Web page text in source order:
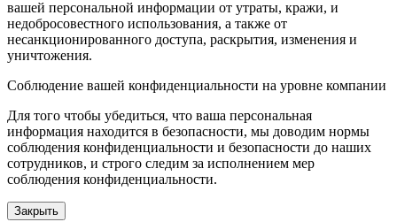
вашей персональной информации от утраты, кражи, и
недобросовестного использования, а также от
несанкционированного доступа, раскрытия, изменения и
уничтожения.
Соблюдение вашей конфиденциальности на уровне компании
Для того чтобы убедиться, что ваша персональная
информация находится в безопасности, мы доводим нормы
соблюдения конфиденциальности и безопасности до наших
сотрудников, и строго следим за исполнением мер
соблюдения конфиденциальности.
Закрыть